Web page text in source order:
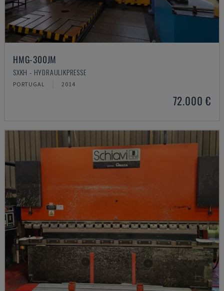
HMG-300JM
SXKH - HYDRAULIKPRESSE
PORTUGAL 2014
72.000 €